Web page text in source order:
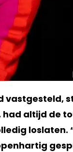
vastgesteld,
had altijd de
loslaten.